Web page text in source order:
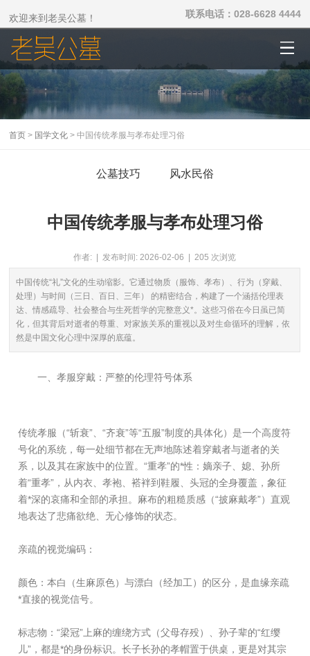
欢迎来到老吴公墓！ 联系电话：028-6628 4444
首页 > 国学文化 > 中国传统孝服与孝布处理习俗
公墓技巧 风水民俗
中国传统孝服与孝布处理习俗
作者: | 发布时间: 2026-02-06 | 205 次浏览
中国传统“礼”文化的生动缩影。它通过物质（服饰、孝布）、行为（穿戴、
处理）与时间（三日、百日、三年） 的精密结合，构建了一个涵括伦理表
达、情感疏导、社会整合与生死哲学的完整意义*。这些习俗在今日虽已简
化，但其背后对逝者的尊重、对家族关系的重视以及对生命循环的理解，依
然是中国文化心理中深厚的底蕴。
一、孝服穿戴：严整的伦理符号体系
传统孝服（“斩衰”、“齐衰”等“五服”制度的具体化）是一个高度符
号化的系统，每一处细节都在无声地陈述着穿戴者与逝者的关
系，以及其在家族中的位置。“重孝”的*性：嫡亲子、媳、孙所
着“重孝”，从内衣、孝袍、褡袢到鞋履、头冠的全身覆盖，象征
着*深的哀痛和全部的承担。麻布的粗糙质感（“披麻戴孝”）直观
地表达了悲痛欲绝、无心修饰的状态。
亲疏的视觉编码：
颜色：本白（生麻原色）与漂白（经加工）的区分，是血缘亲疏
*直接的视觉信号。
标志物：“梁冠”上麻的缠绕方式（父母存殁）、孙子辈的“红缨
儿”，都是*的身份标识。长子长孙的孝帽置于供桌，更是对其宗